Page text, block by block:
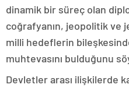
dinamik bir süreç olan
coğrafyanın, jeopolitik ve
milli hedeflerin
muhtevasını bulduğunu
Devletler arası ilişkilerde